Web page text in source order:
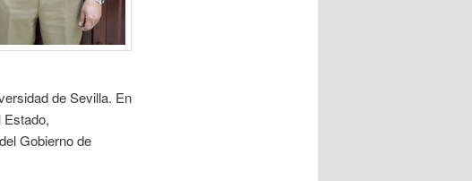
de Sevilla. En
Estado,
Gobierno de